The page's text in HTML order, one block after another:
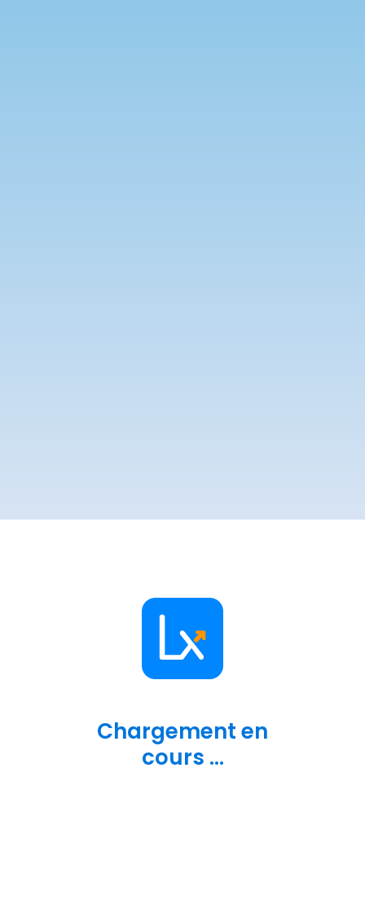
Chargement en
cours ...